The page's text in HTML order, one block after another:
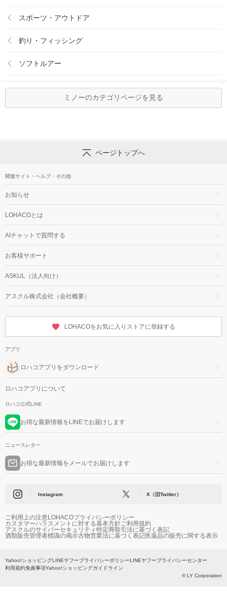
スポーツ・アウトドア
釣り・フィッシング
ソフトルアー
ミノーのカテゴリページを見る
ページトップへ
関連サイト・ヘルプ・その他
お知らせ
LOHACOとは
AIチャットで質問する
お客様サポート
ASKUL（法人向け）
アスクル株式会社（会社概要）
LOHACOをお気に入りストアに登録する
アプリ
ロハコアプリをダウンロード
ロハコアプリについて
ロハコ公式LINE
お得な最新情報をLINEでお届けします
ニュースレター
お得な最新情報をメールでお届けします
Instagram X（旧Twitter）
ご利用上の注意LOHACOプライバシーポリシー
カスタマーハラスメントに対する基本方針ご利用規約
アスクルのサイバーセキュリティ特定商取引法に基づく表記
酒類販売管理者標識の掲示古物営業法に基づく表記医薬品の販売に関する表示
Yahoo!ショッピングLINEヤフープライバシーポリシーLINEヤフープライバシーセンター
利用規約免責事項Yahoo!ショッピングガイドライン
© LY Corporation